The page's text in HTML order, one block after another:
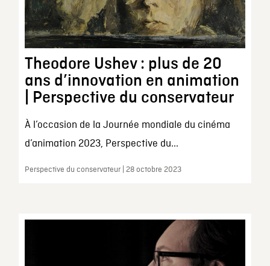
Theodore Ushev : plus de 20
ans d’innovation en animation
| Perspective du conservateur
À l’occasion de la Journée mondiale du cinéma
d’animation 2023, Perspective du...
Perspective du conservateur | 28 octobre 2023